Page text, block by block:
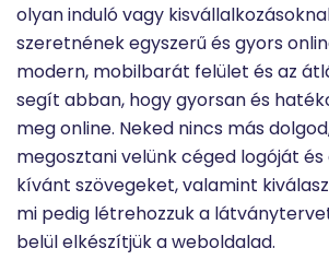
olyan induló vagy
szeretnének egyszerű és gyors
modern, mobilbarát felület és az
segít abban, hogy gyorsan és
meg online. Neked nincs más
megosztani velünk céged logóját
kívánt szövegeket, valamint
mi pedig létrehozzuk a
belül elkészítjük a weboldalad.